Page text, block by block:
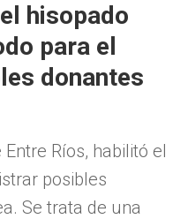
hisopado
para el
donantes
Ríos, habilitó el
posibles
Se trata de una